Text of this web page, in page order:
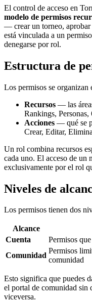
El control de acceso en
modelo de permisos
— crear un torneo,
está vinculada a un
denegarse por rol.
Estructura de
Los permisos se organizan
Recursos — las
Rankings,
Acciones — qué se
Crear, Editar,
Un rol combina recursos
cada uno. El acceso de un
exclusivamente por el rol
Niveles de
Los permisos tienen dos
Alcance
Cuenta
Permisos
Comunidad
Permisos
comunidad
Esto significa que puedes
el portal de comunidad sin
viceversa.